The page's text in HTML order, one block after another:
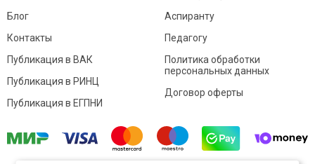
Блог
Контакты
Аспиранту
Педагогу
Публикация в ВАК
Публикация в РИНЦ
Публикация в ЕГПНИ
Политика обработки
персональных данных
Договор оферты